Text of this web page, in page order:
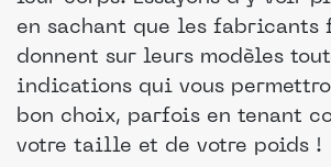
en sachant que les fabricants
donnent sur leurs modèles
indications qui vous
bon choix, parfois en tenant
votre taille et de votre poids !